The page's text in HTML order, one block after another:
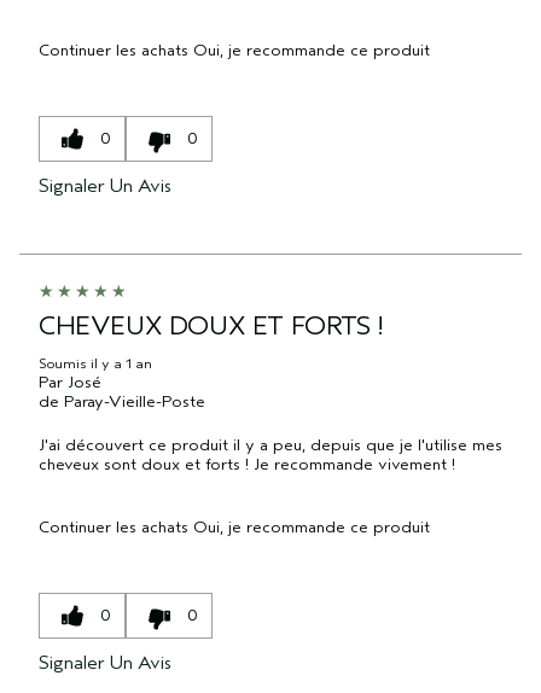
Continuer les achats Oui, je recommande ce produit
0 0
Signaler Un Avis
CHEVEUX DOUX ET FORTS !
Soumis il y a 1 an
Par José
de Paray-Vieille-Poste
J'ai découvert ce produit il y a peu, depuis que je l'utilise mes
cheveux sont doux et forts ! Je recommande vivement !
Continuer les achats Oui, je recommande ce produit
0 0
Signaler Un Avis